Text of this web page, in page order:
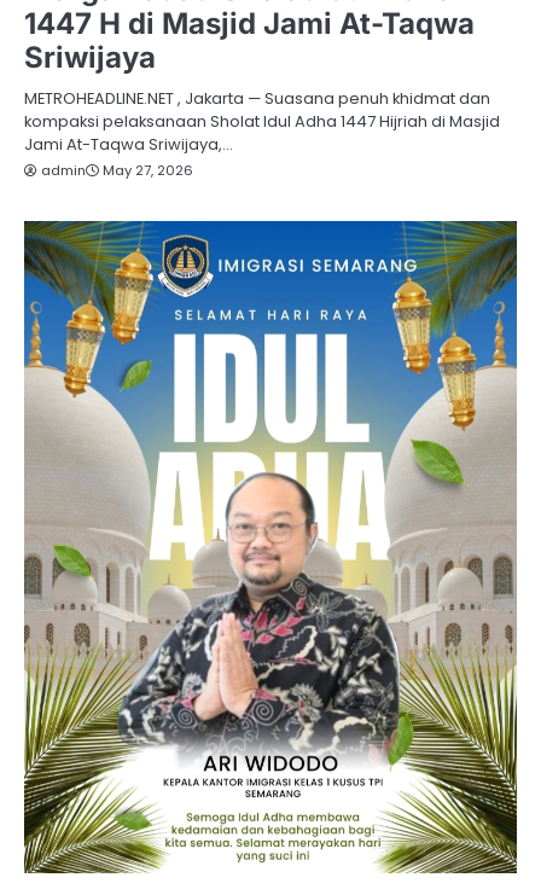
1447 H di Masjid Jami At-Taqwa
Sriwijaya
METROHEADLINE.NET , Jakarta — Suasana penuh khidmat dan
kompaksi pelaksanaan Sholat Idul Adha 1447 Hijriah di Masjid
Jami At-Taqwa Sriwijaya,…
admin May 27, 2026